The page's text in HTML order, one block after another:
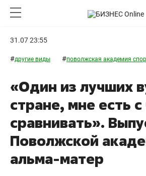
31.07 23:55
#другие виды #поволжская академия
«Один из лучших
стране, мне есть
сравнивать».
Поволжской
альма-матер